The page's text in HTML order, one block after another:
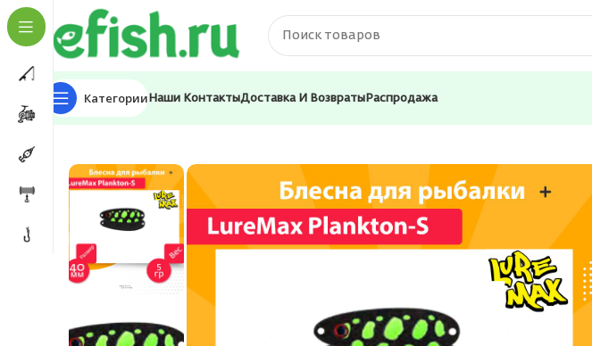
Категории Наши КонтактыДоставка И Возвраты Распродажа
Главная Приманки